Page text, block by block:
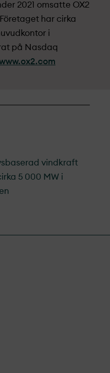
2021 omsatte OX2
har cirka
i
på Nasdaq
vindkraft
5 000 MW i